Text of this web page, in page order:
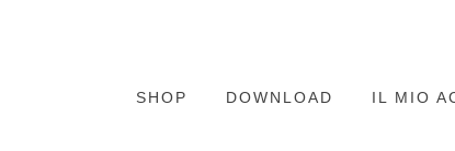
SHOP DOWNLOAD IL MIO